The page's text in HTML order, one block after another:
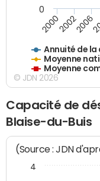
Annuité de
Moyenne
Moyenne
200020022006
0
© JDN 2026
Capacité de
Blaise-du-Buis
(Source : JDN
4